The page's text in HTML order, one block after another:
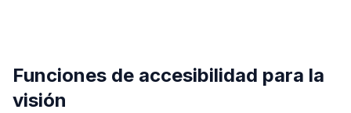
Funciones de accesibilidad para la
visión